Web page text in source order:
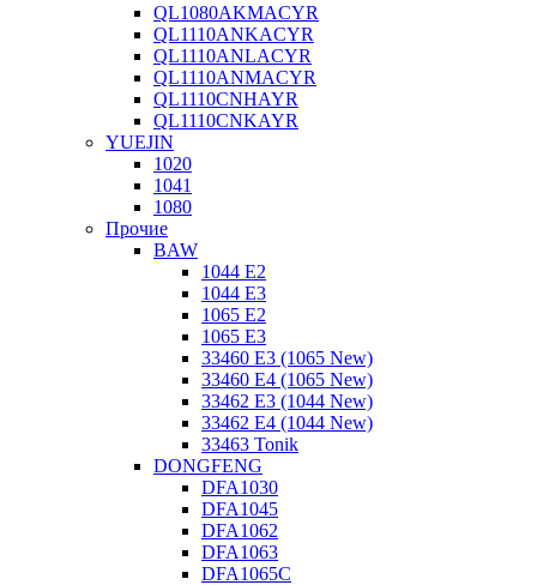
QL1080AKMACYR
QL1110ANKACYR
QL1110ANLACYR
QL1110ANMACYR
QL1110CNHAYR
QL1110CNKAYR
YUEJIN
1020
1041
1080
Прочие
BAW
1044 E2
1044 E3
1065 E2
1065 E3
33460 E3 (1065 New)
33460 E4 (1065 New)
33462 E3 (1044 New)
33462 E4 (1044 New)
33463 Tonik
DONGFENG
DFA1030
DFA1045
DFA1062
DFA1063
DFA1065C